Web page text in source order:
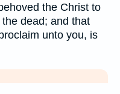
the Christ to
dead; and that
unto you, is